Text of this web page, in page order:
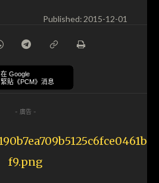
Published:2015-12-01
在 Google
緊貼《PCM》消息
- 廣告 -